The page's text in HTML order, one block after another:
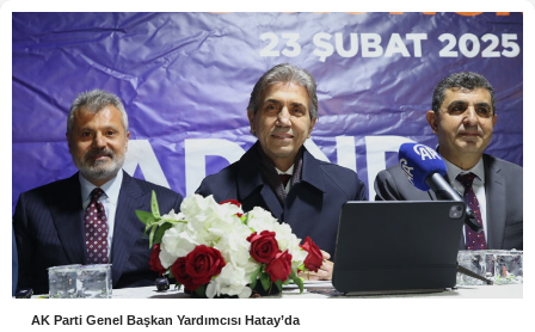
AK Parti Genel Başkan Yardımcısı Hatay’da